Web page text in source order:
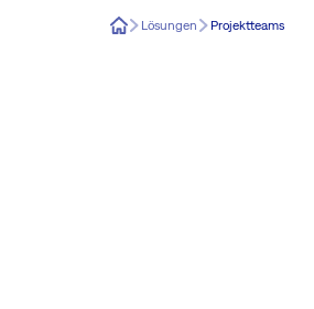
Easy8Lösungen Projektteams